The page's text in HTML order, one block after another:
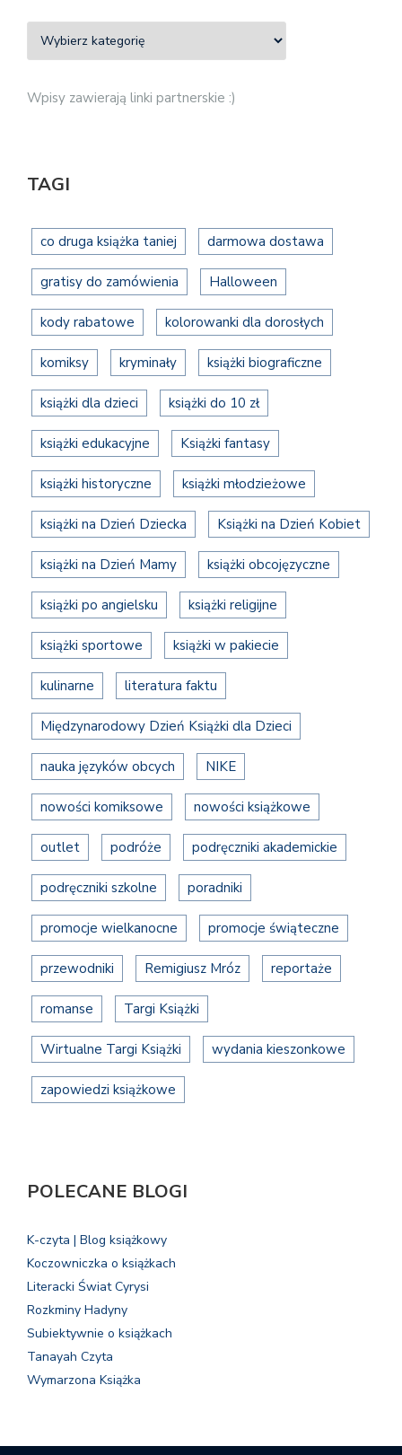
Wpisy zawierają linki partnerskie :)
TAGI
co druga książka taniej darmowa dostawa
gratisy do zamówienia Halloween
kody rabatowe kolorowanki dla dorosłych
komiksy kryminały książki biograficzne
książki dla dzieci książki do 10 zł
książki edukacyjne Książki fantasy
książki historyczne książki młodzieżowe
książki na Dzień Dziecka Książki na Dzień Kobiet
książki na Dzień Mamy książki obcojęzyczne
książki po angielsku książki religijne
książki sportowe książki w pakiecie
kulinarne literatura faktu
Międzynarodowy Dzień Książki dla Dzieci
nauka języków obcych NIKE
nowości komiksowe nowości książkowe
outlet podróże podręczniki akademickie
podręczniki szkolne poradniki
promocje wielkanocne promocje świąteczne
przewodniki Remigiusz Mróz reportaże
romanse Targi Książki
Wirtualne Targi Książki wydania kieszonkowe
zapowiedzi książkowe
POLECANE BLOGI
K-czyta | Blog książkowy
Koczowniczka o książkach
Literacki Świat Cyrysi
Rozkminy Hadyny
Subiektywnie o książkach
Tanayah Czyta
Wymarzona Książka